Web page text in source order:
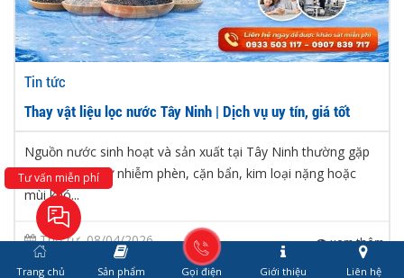
Tin tức
Thay vật liệu lọc nước Tây Ninh | Dịch vụ uy tín, giá tốt
Nguồn nước sinh hoạt và sản xuất tại Tây Ninh thường gặp
các vấn đề như nhiễm phèn, cặn bẩn, kim loại nặng hoặc
mùi khó...
Thứ tư, 08/04/2026 xem thêm
Tư vấn miễn phí
Trang chủ Sản phẩm Gọi điện Giới thiệu Liên hệ